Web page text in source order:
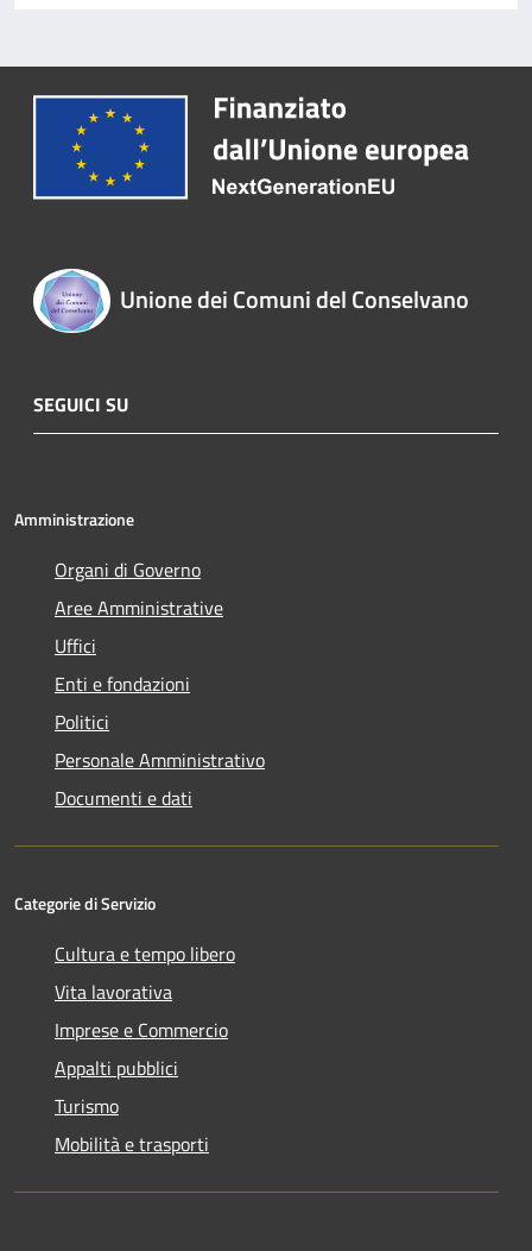
Unione dei Comuni del Conselvano
SEGUICI SU
Amministrazione
Organi di Governo
Aree Amministrative
Uffici
Enti e fondazioni
Politici
Personale Amministrativo
Documenti e dati
Categorie di Servizio
Cultura e tempo libero
Vita lavorativa
Imprese e Commercio
Appalti pubblici
Turismo
Mobilità e trasporti